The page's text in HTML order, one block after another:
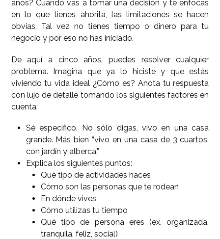
años? Cuando vas a tomar una decisión y te enfocas
en lo que tienes ahorita, las limitaciones se hacen
obvias. Tal vez no tienes tiempo o dinero para tu
negocio y por eso no has iniciado.
De aquí a cinco años, puedes resolver cualquier
problema. Imagina que ya lo hiciste y que estás
viviendo tu vida ideal ¿Cómo es? Anota tu respuesta
con lujo de detalle tomando los siguientes factores en
cuenta:
Sé específico. No sólo digas, vivo en una casa
grande. Más bien “vivo en una casa de 3 cuartos,
con jardín y alberca.”
Explica los siguientes puntos:
Qué tipo de actividades haces
Cómo son las personas que te rodean
En dónde vives
Cómo utilizas tu tiempo
Qué tipo de persona eres (ex. organizada,
tranquila, feliz, social)